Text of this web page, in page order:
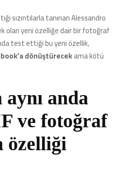
sızıntılarla tanınan Alessandro
olan yeni özelliğe dair bir fotoğraf
test ettiği bu yeni özellik,
dönüştürecekama kötü
anda
ve fotoğraf
özelliği